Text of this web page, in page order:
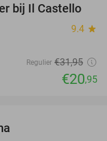
34%
bij Il Castello
9.4 star
Regulier €31,95
€20,95